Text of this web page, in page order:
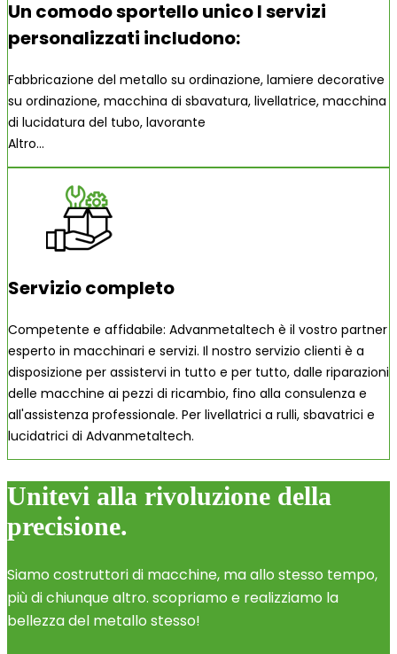
Un comodo sportello unico I servizi
personalizzati includono:
Fabbricazione del metallo su ordinazione, lamiere decorative
su ordinazione, macchina di sbavatura, livellatrice, macchina
di lucidatura del tubo, lavorante
Altro...
Servizio completo
Competente e affidabile: Advanmetaltech è il vostro partner
esperto in macchinari e servizi. Il nostro servizio clienti è a
disposizione per assistervi in tutto e per tutto, dalle riparazioni
delle macchine ai pezzi di ricambio, fino alla consulenza e
all'assistenza professionale. Per livellatrici a rulli, sbavatrici e
lucidatrici di Advanmetaltech.
Unitevi alla rivoluzione della
precisione.
Siamo costruttori di macchine, ma allo stesso tempo,
più di chiunque altro. scopriamo e realizziamo la
bellezza del metallo stesso!